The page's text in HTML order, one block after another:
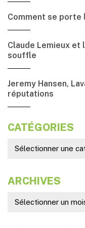
Comment se porte
Claude Lemieux et
souffle
Jeremy Hansen,
réputations
CATÉGORIES
ARCHIVES